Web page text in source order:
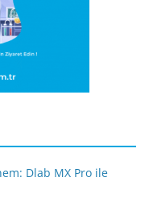
Dlab MX Pro ile